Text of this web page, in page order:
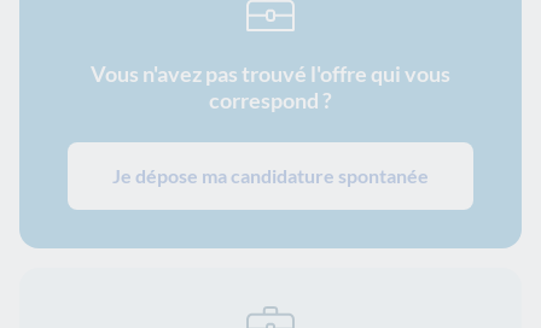
Vous n'avez pas trouvé l'offre qui vous
correspond ?
Je dépose ma candidature spontanée